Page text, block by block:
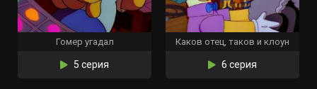
Гомер угадал
5 серия
Каков отец, таков и клоун
6 серия